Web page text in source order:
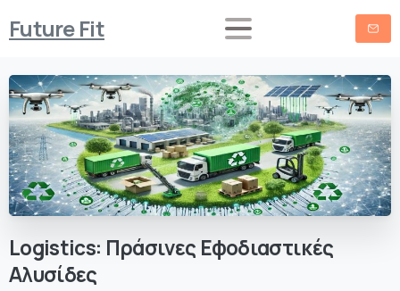
Future Fit
Logistics: Πράσινες Εφοδιαστικές
Αλυσίδες